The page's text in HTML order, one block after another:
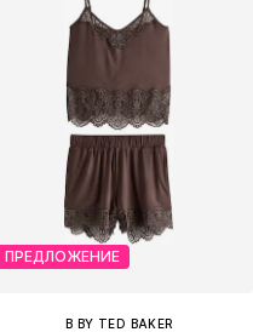
ПРЕДЛОЖЕНИЕ
B BY TED BAKER